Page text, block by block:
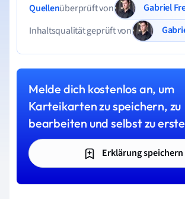
Quellenüberprüft von
Gabriel
Inhaltsqualität geprüft von
Melde dich kostenlos an, um
Karteikarten zu speichern, zu
bearbeiten und selbst zu
Erklärung speichern